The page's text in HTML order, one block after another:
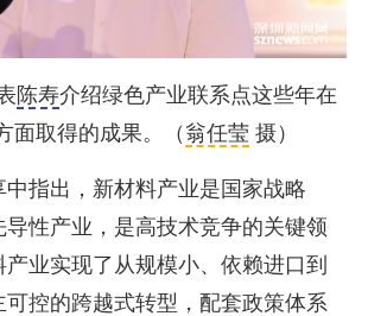
陈寿介绍绿色产业联系点这些年在
面取得的成果。（翁任莹摄）
中指出，新材料产业是国家战略
性产业，是高技术竞争的关键领
业实现了从规模小、依赖进口到
控的跨越式转型，配套政策体系